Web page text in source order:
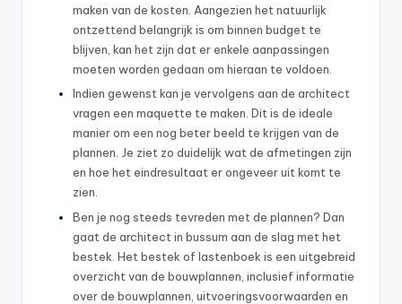
maken van de kosten. Aangezien het natuurlijk
ontzettend belangrijk is om binnen budget te
blijven, kan het zijn dat er enkele aanpassingen
moeten worden gedaan om hieraan te voldoen.
Indien gewenst kan je vervolgens aan de architect
vragen een maquette te maken. Dit is de ideale
manier om een nog beter beeld te krijgen van de
plannen. Je ziet zo duidelijk wat de afmetingen zijn
en hoe het eindresultaat er ongeveer uit komt te
zien.
Ben je nog steeds tevreden met de plannen? Dan
gaat de architect in bussum aan de slag met het
bestek. Het bestek of lastenboek is een uitgebreid
overzicht van de bouwplannen, inclusief informatie
over de bouwplannen, uitvoeringsvoorwaarden en